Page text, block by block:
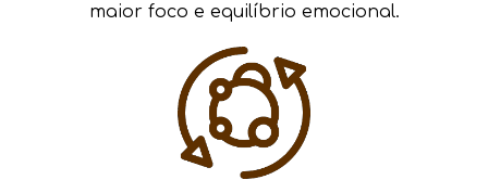
maior foco e equilíbrio emocional.